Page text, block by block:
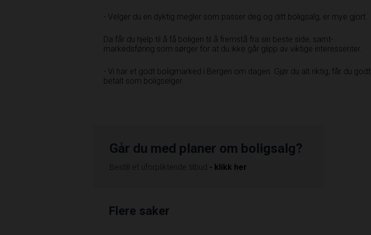
- Velger du en dyktig megler som passer deg og ditt boligsalg, er mye gjort.
Da får du hjelp til å få boligen til å fremstå fra sin beste side, samt­
markedsføring som sørger for at du ikke går glipp av viktige interessenter.
- Vi har et godt boligmarked i­ Bergen om dagen. Gjør du alt riktig, får du godt
betalt som boligselger.
Går du med planer om boligsalg?
Bestill et uforpliktende tilbud - klikk her
Flere saker